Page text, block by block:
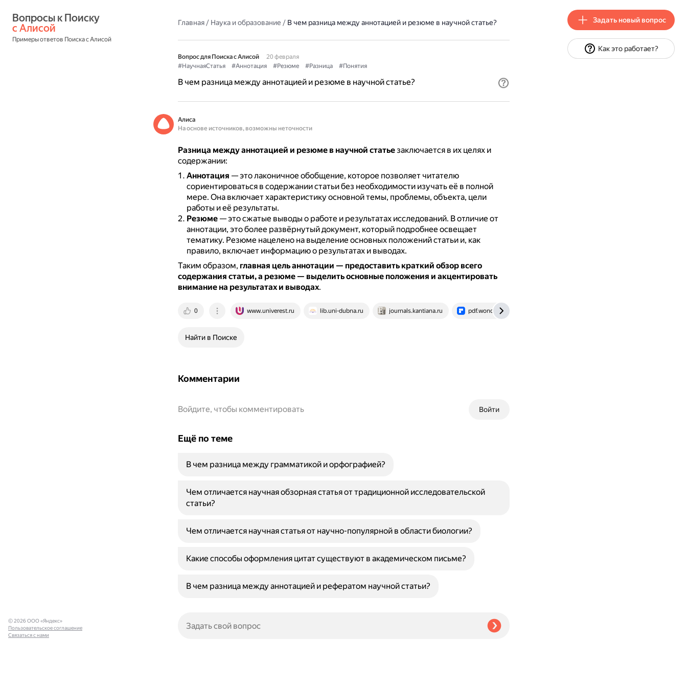
с Алисой
Примеры ответов Поиска с Алисой
Главная/ Наука и образование / В чем разница между аннотацией и резюме в научной статье?
Вопрос для Поиска с Алисой
20 февраля
#НаучнаяСтатья
#Аннотация #Резюме #Разница #Понятия
В чем разница между аннотацией и резюме в научной статье?
Алиса
На основе источников, возможны неточности
Разница между аннотацией и резюме в научной статьезаключается в их целях и
содержании:
Аннотация — это лаконичное обобщение, которое позволяет читателю
сориентироваться в содержании статьи без необходимости изучать её в полной
мере. Она включает характеристику основной темы, проблемы, объекта, цели
работы и её результаты.
Резюме— это сжатые выводы о работе и результатах исследований. В отличие от
аннотации, это более развёрнутый документ, который подробнее освещает
тематику. Резюме нацелено на выделение основных положений статьи и, как
правило, включает информацию о результатах и выводах.
Таким образом, главная цель аннотации — предоставить краткий обзор всего
содержания статьи, а резюме — выделить основные положения и акцентировать
внимание на результатах и выводах.
0 www.univerest.ru lib.uni-dubna.ru journals.kantiana.ru pdf.wondershare.com.ru
Найти в Поиске
Комментарии
Войти
Войдите, чтобы комментировать
Ещё по теме
В чем разница между грамматикой и орфографией?
Чем отличается научная обзорная статья от традиционной исследовательской
статьи?
Чем отличается научная статья от научно-популярной в области биологии?
Какие способы оформления цитат существуют в академическом письме?
В чем разница между аннотацией и рефератом научной статьи?
© 2026 ООО «Яндекс»
Пользовательское соглашение
Связаться с нами
Задать новый вопрос
Как это работает?